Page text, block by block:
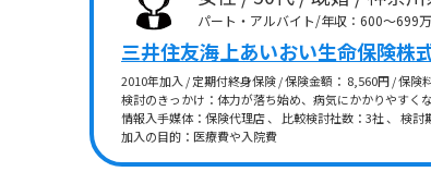
パート・アルバイト/年収：600～699
三井住友海上あいおい生命保険株
2010年加入 / 定期付終身保険 / 保険金額： 8,560円 / 保険
検討のきっかけ：体力が落ち始め、病気にかかりやすく
情報入手媒体：保険代理店 、 比較検討社数：3社 、 検
加入の目的：医療費や入院費